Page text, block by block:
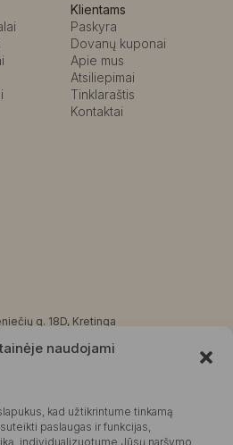
naudojami
kad užtikrintume tinkamą
paslaugas ir funkcijas,
individualizuotume Jūsų naršymo
Klientams
Paskyra
Dovanų kuponai
Apie mus
Atsiliepimai
Tinklaraštis
Kontaktai
g. 18D, Kretinga